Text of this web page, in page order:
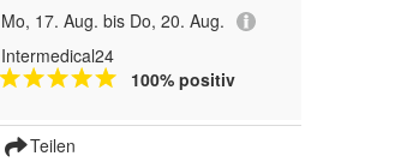
Mo, 17. Aug. bis Do, 20. Aug.
Intermedical24
100% positiv
Teilen